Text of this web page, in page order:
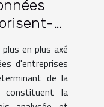
?
en plus axé
d'entreprises
de la
constituent la